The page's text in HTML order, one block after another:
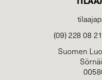
(09) 228 08
Suomen